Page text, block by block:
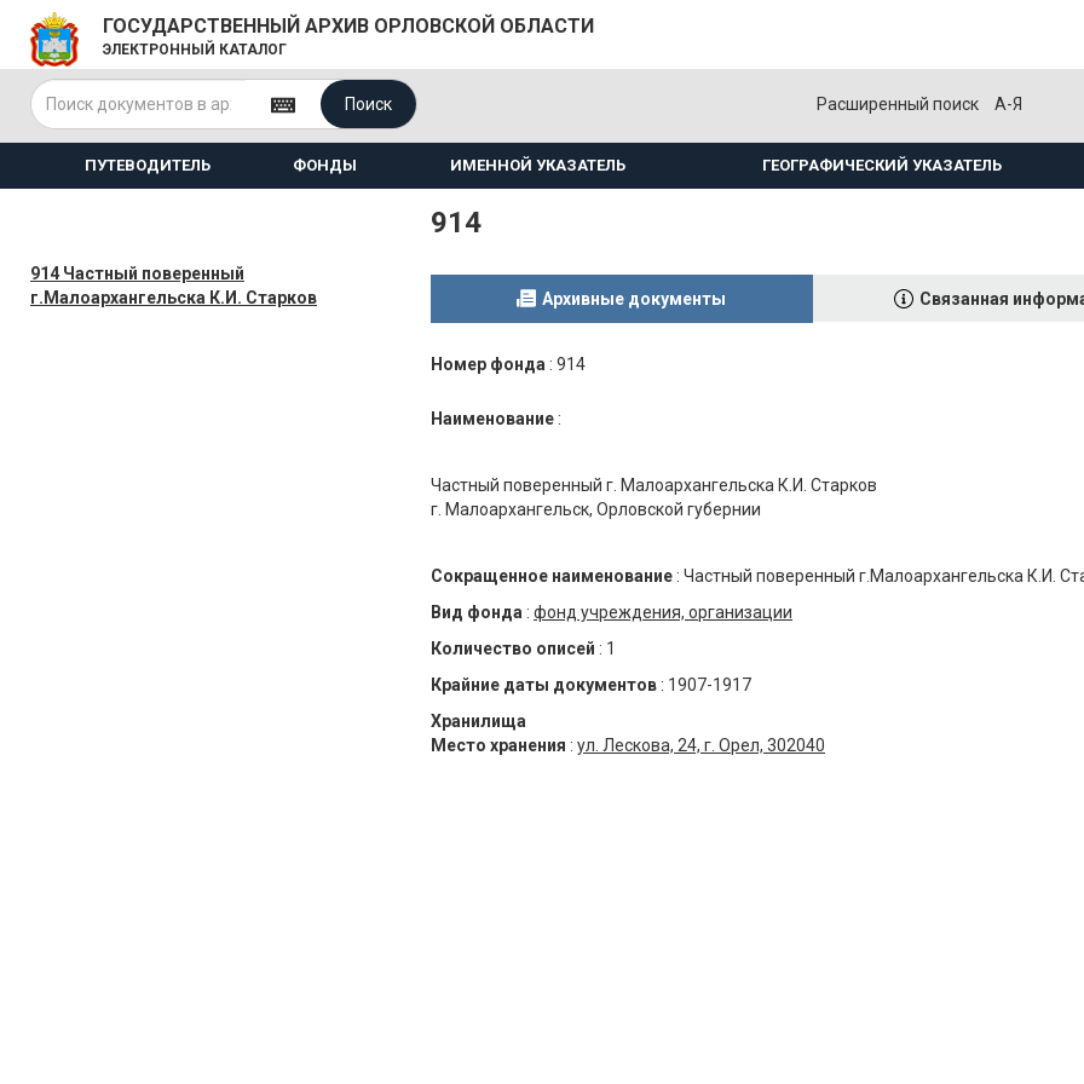
ГОСУДАРСТВЕННЫЙ АРХИВ ОРЛОВСКОЙ ОБЛАСТИ
ЭЛЕКТРОННЫЙ КАТАЛОГ
Поиск Расширенный поиск А-Я
ПУТЕВОДИТЕЛЬ ФОНДЫ ИМЕННОЙ УКАЗАТЕЛЬ ГЕОГРАФИЧЕСКИЙ УКАЗАТЕЛЬ
914 Частный поверенный
г.Малоархангельска К.И. Старков
914
Архивные документы Связанная
Номер фонда : 914
Наименование :
Частный поверенный г. Малоархангельска К.И. Старков
г. Малоархангельск, Орловской губернии
Сокращенное наименование : Частный поверенный г.Малоархангельска К.И.
Вид фонда : фонд учреждения, организации
Количество описей : 1
Крайние даты документов : 1907-1917
Хранилища
Место хранения : ул. Лескова, 24, г. Орел, 302040